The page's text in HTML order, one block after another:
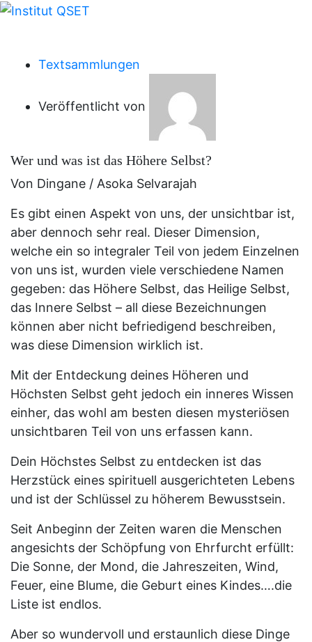
Zum
Textsammlungen
Veröffentlicht von
Wer und was ist das Höhere Selbst?
Von Dingane / Asoka Selvarajah
Es gibt einen Aspekt von uns, der unsichtbar ist,
aber dennoch sehr real. Dieser Dimension,
welche ein so integraler Teil von jedem Einzelnen
von uns ist, wurden viele verschiedene Namen
gegeben: das Höhere Selbst, das Heilige Selbst,
das Innere Selbst – all diese Bezeichnungen
können aber nicht befriedigend beschreiben,
was diese Dimension wirklich ist.
Mit der Entdeckung deines Höheren und
Höchsten Selbst geht jedoch ein inneres Wissen
einher, das wohl am besten diesen mysteriösen
unsichtbaren Teil von uns erfassen kann.
Dein Höchstes Selbst zu entdecken ist das
Herzstück eines spirituell ausgerichteten Lebens
und ist der Schlüssel zu höherem Bewusstsein.
Seit Anbeginn der Zeiten waren die Menschen
angesichts der Schöpfung von Ehrfurcht erfüllt:
Die Sonne, der Mond, die Jahreszeiten, Wind,
Feuer, eine Blume, die Geburt eines Kindes….die
Liste ist endlos.
Aber so wundervoll und erstaunlich diese Dinge